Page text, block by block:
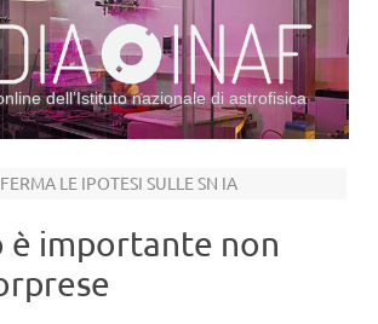
dell’Istituto nazionale di astrofisica
LE IPOTESI SULLE SN IA
è importante non